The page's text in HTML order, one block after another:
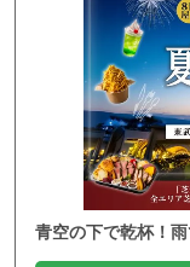
青空の下で乾杯！